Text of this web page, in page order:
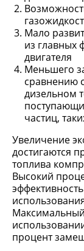
Мало
из главных
двигателя
Меньшего
сравнению
дизельном
частиц,
Увеличение
достигаются
топлива
Высокий
процент